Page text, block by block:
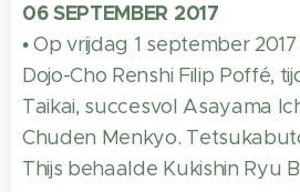
06 SEPTEMBER 2017
• Op vrijdag 1 september
Dojo-Cho Renshi Filip Poffé,
Taikai, succesvol Asayama
Chuden Menkyo.
Thijs behaalde Kukishin Ryu